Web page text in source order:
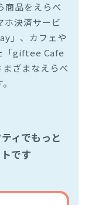
商品をえらべ
決済サービ
」、カフェや
「giftee Cafe
ざまなえらべ
ィでもっと
です